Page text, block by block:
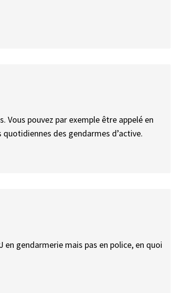
Vous pouvez par exemple être appelé en
des gendarmes d’active.
gendarmerie mais pas en police, en quoi